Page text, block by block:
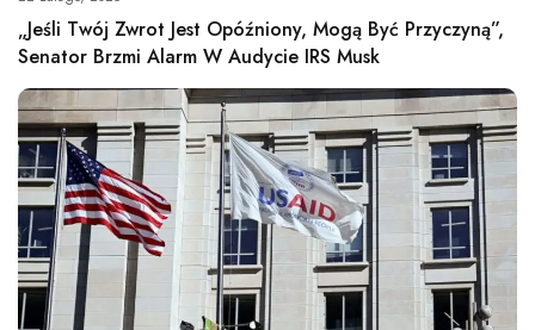
„Jeśli Twój Zwrot Jest Opóźniony, Mogą Być Przyczyną”,
Senator Brzmi Alarm W Audycie IRS Musk